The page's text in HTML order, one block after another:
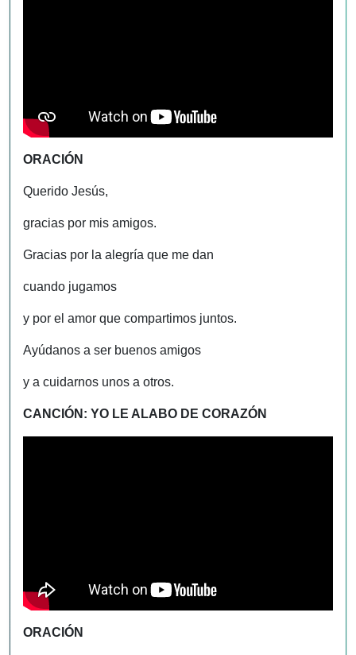
ORACIÓN
Querido Jesús,
gracias por mis amigos.
Gracias por la alegría que me dan
cuando jugamos
y por el amor que compartimos juntos.
Ayúdanos a ser buenos amigos
y a cuidarnos unos a otros.
CANCIÓN: YO LE ALABO DE CORAZÓN
ORACIÓN